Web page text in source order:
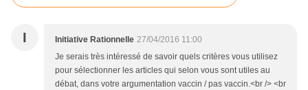
I Initiative Rationnelle 27/04/2016 11:00
Je serais très intéressé de savoir quels critères vous utilisez
pour sélectionner les articles qui selon vous sont utiles au
débat, dans votre argumentation vaccin / pas vaccin.<br /> <br